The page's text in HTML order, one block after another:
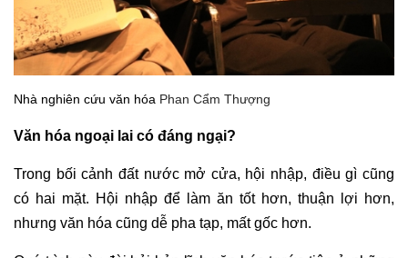
Nhà nghiên cứu văn hóa Phan Cẩm Thượng
Văn hóa ngoại lai có đáng ngại?
Trong bối cảnh đất nước mở cửa, hội nhập, điều gì cũng
có hai mặt. Hội nhập để làm ăn tốt hơn, thuận lợi hơn,
nhưng văn hóa cũng dễ pha tạp, mất gốc hơn.